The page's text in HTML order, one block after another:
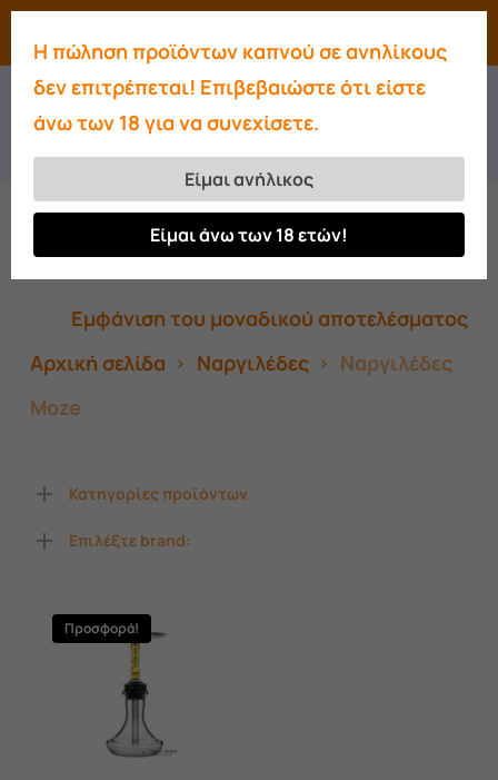
Skip
main
content
searchaccount
Ναργιλέδες Moze
Ταξινόμηση: Τελευταία
Εμφάνιση του μοναδικού αποτελέσματος
Αρχική σελίδα
Ναργιλέδες
Ναργιλέδες
Moze
Κατηγορίες προϊόντων
Επιλέξτε brand:
Προσφορά!
Close
Η πώληση προϊόντων καπνού σε ανηλίκους
δεν επιτρέπεται! Επιβεβαιώστε ότι είστε
άνω των 18 για να συνεχίσετε.
Είμαι ανήλικος
Είμαι άνω των 18 ετών!